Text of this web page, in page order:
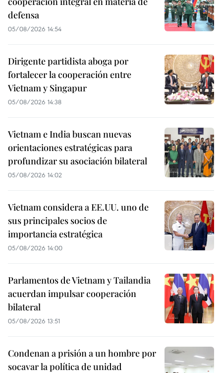
defensa
05/08/2026 14:54
Dirigente partidista aboga por
fortalecer la cooperación entre
Vietnam y Singapur
05/08/2026 14:38
Vietnam e India buscan nuevas
orientaciones estratégicas para
profundizar su asociación bilateral
05/08/2026 14:02
Vietnam considera a EE.UU. uno de
sus principales socios de
importancia estratégica
05/08/2026 14:00
Parlamentos de Vietnam y Tailandia
acuerdan impulsar cooperación
bilateral
05/08/2026 13:51
Condenan a prisión a un hombre por
socavar la política de unidad